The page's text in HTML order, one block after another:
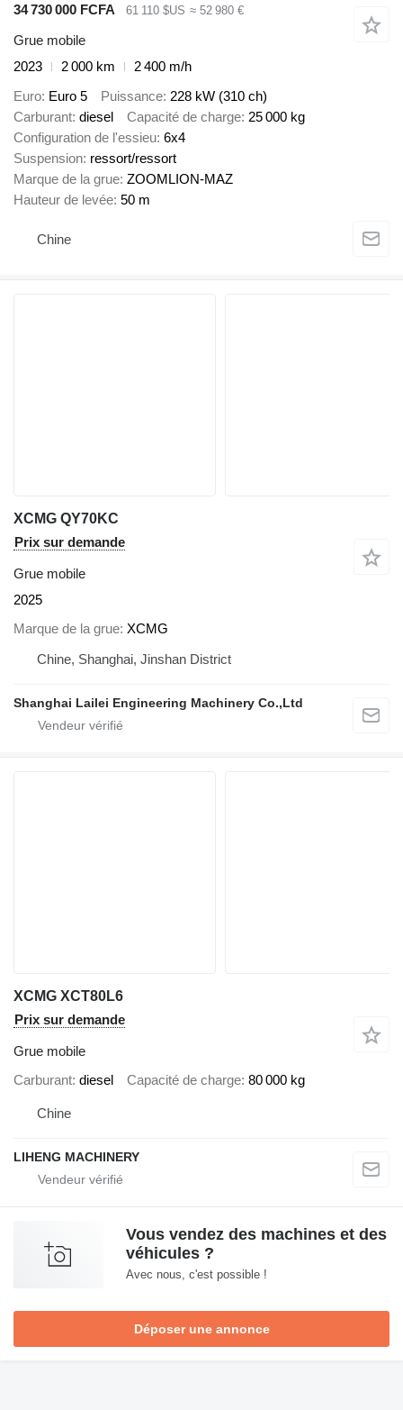
34 730 000 FCFA
61 110 $US ≈ 52 980 €
Grue mobile
2023
2 000 km
2 400 m/h
Euro Euro 5 Puissance 228 kW (310 ch)
Carburant diesel Capacité de charge 25 000 kg
Configuration de l'essieu 6x4
Suspension ressort/ressort
Marque de la grue ZOOMLION-MAZ
Hauteur de levée 50 m
Chine
XCMG QY70KC
Prix sur demande
Grue mobile
2025
Marque de la grue XCMG
Chine, Shanghai, Jinshan District
Shanghai Lailei Engineering Machinery Co.,Ltd
XCMG XCT80L6
Prix sur demande
Grue mobile
Carburant diesel Capacité de charge 80 000 kg
Chine
LIHENG MACHINERY
Vous vendez des machines et des
véhicules ?
Avec nous, c'est possible !
Déposer une annonce